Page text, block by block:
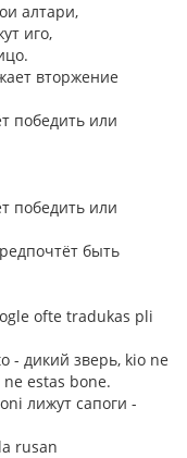
алтари,
иго,
вторжение
победить или
победить или
быть
ofte tradukas pli
- дикий зверь, kio ne
estas bone.
лижут сапоги -
rusan